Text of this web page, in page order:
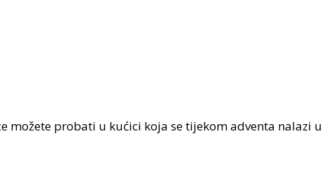
možete probati u kućici koja se tijekom adventa nalazi u